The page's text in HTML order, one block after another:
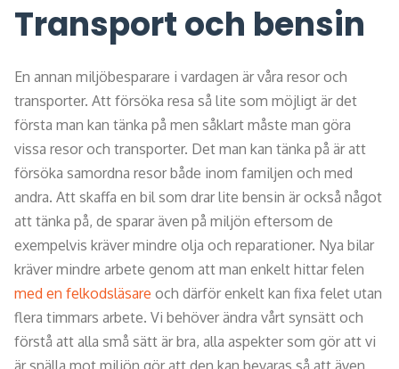
Transport och bensin
En annan miljöbesparare i vardagen är våra resor och
transporter. Att försöka resa så lite som möjligt är det
första man kan tänka på men såklart måste man göra
vissa resor och transporter. Det man kan tänka på är att
försöka samordna resor både inom familjen och med
andra. Att skaffa en bil som drar lite bensin är också något
att tänka på, de sparar även på miljön eftersom de
exempelvis kräver mindre olja och reparationer. Nya bilar
kräver mindre arbete genom att man enkelt hittar felen
med en felkodsläsare och därför enkelt kan fixa felet utan
flera timmars arbete. Vi behöver ändra vårt synsätt och
förstå att alla små sätt är bra, alla aspekter som gör att vi
är snälla mot miljön gör att den kan bevaras så att även